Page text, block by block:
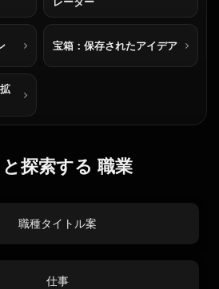
宝箱：保存されたアイデア
探索する 職業
職種タイトル案
仕事